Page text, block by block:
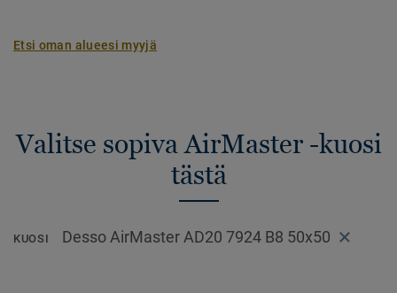
Etsi oman alueesi myyjä
Valitse sopiva AirMaster -kuosi
tästä
KUOSI Desso AirMaster AD20 7924 B8 50x50